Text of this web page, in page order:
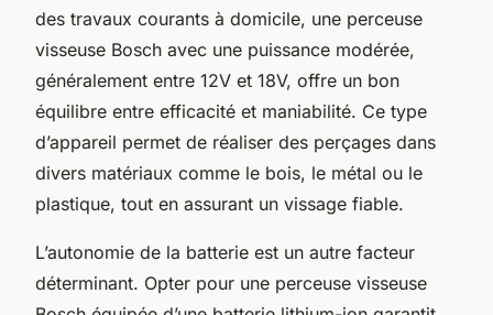
des travaux courants à domicile, une perceuse
visseuse Bosch avec une puissance modérée,
généralement entre 12V et 18V, offre un bon
équilibre entre efficacité et maniabilité. Ce type
d’appareil permet de réaliser des perçages dans
divers matériaux comme le bois, le métal ou le
plastique, tout en assurant un vissage fiable.
L’autonomie de la batterie est un autre facteur
déterminant. Opter pour une perceuse visseuse